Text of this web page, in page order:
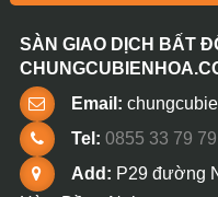
SÀN GIAO DỊCH BẤT
Email:
Tel: 0855 33 79 79
Add: P29 đường